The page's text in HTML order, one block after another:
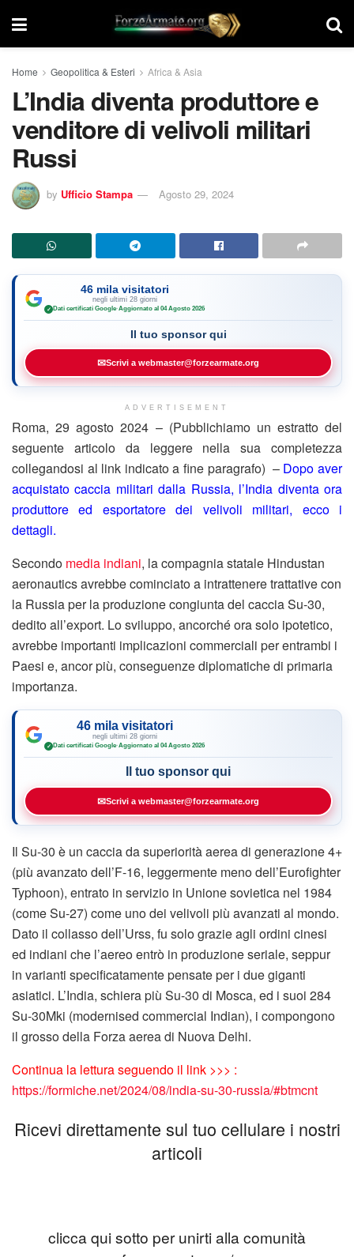
Home Geopolitica & Esteri Africa & Asia
L’India diventa produttore e
venditore di velivoli militari
Russi
by Ufficio Stampa Agosto 29, 2024
46 mila visitatori
negli ultimi 28 giorni
✓ Dati certificati Google·Aggiornato al 04 Agosto 2026
Il tuo sponsor qui
✉Scrivi a webmaster@forzearmate.org
ADVERTISEMENT
Roma, 29 agosto 2024 – (Pubblichiamo un estratto del
seguente articolo da leggere nella sua completezza
collegandosi al link indicato a fine paragrafo) – Dopo aver
acquistato caccia militari dalla Russia, l’India diventa ora
produttore ed esportatore dei velivoli militari, ecco i
dettagli.
Secondo media indiani, la compagnia statale Hindustan
aeronautics avrebbe cominciato a intrattenere trattative con
la Russia per la produzione congiunta del caccia Su-30,
dedito all’export. Lo sviluppo, ancorché ora solo ipotetico,
avrebbe importanti implicazioni commerciali per entrambi i
Paesi e, ancor più, conseguenze diplomatiche di primaria
importanza.
46 mila visitatori
negli ultimi 28 giorni
✓ Dati certificati Google·Aggiornato al 04 Agosto 2026
Il tuo sponsor qui
✉Scrivi a webmaster@forzearmate.org
Il Su-30 è un caccia da superiorità aerea di generazione 4+
(più avanzato dell’F-16, leggermente meno dell’Eurofighter
Typhoon), entrato in servizio in Unione sovietica nel 1984
(come Su-27) come uno dei velivoli più avanzati al mondo.
Dato il collasso dell’Urss, fu solo grazie agli ordini cinesi
ed indiani che l’aereo entrò in produzione seriale, seppur
in varianti specificatamente pensate per i due giganti
asiatici. L’India, schiera più Su-30 di Mosca, ed i suoi 284
Su-30Mki (modernised commercial Indian), i compongono
il grosso della Forza aerea di Nuova Delhi.
Continua la lettura seguendo il link >>> :
https://formiche.net/2024/08/india-su-30-russia/#btmcnt
Ricevi direttamente sul tuo cellulare i nostri
articoli
clicca qui sotto per unirti alla comunità